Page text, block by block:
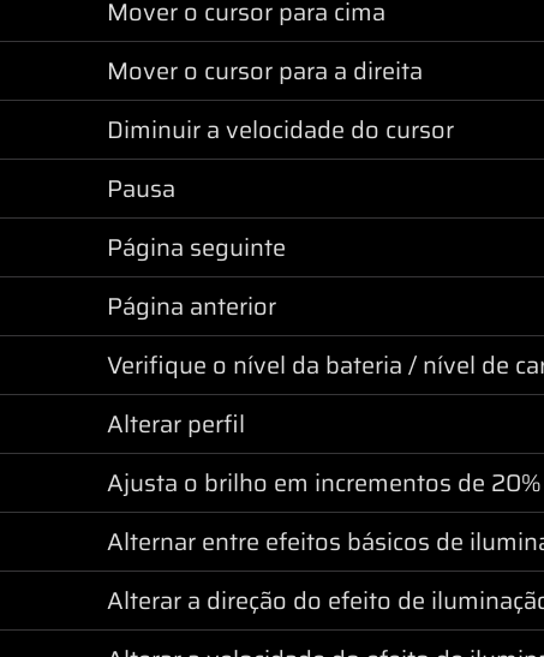
Mover o cursor para cima
Mover o cursor para a direita
Diminuir a velocidade do cursor
Pausa
Página seguinte
Página anterior
Verifique o nível da bateria / nível de
Alterar perfil
Ajusta o brilho em incrementos de 20%
Alternar entre efeitos básicos de
Alterar a direção do efeito de